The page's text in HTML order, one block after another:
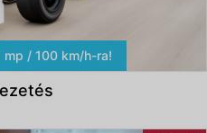
mp / 100 km/h-ra!